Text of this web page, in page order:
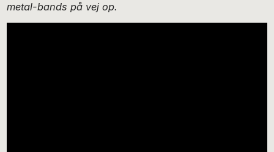
metal-bands på vej op.